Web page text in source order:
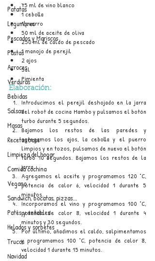
Patatas
Legumbres
Pescados y Mariscos
Pastas
Arroces
Verduras
Bebidas
Salsas
Masas
Recetas base
Limpieza del hogar
Comida cochina
Vegano
Sandwich, bocatas, pizzas...
Patés y untables
Helados y sorbetes
Trucos
Navidad
75 ml de vino blanco
1 cebolla
1 puerro
50 ml de aceite de oliva
250 ml de caldo de pescado
1 manojo de perejil
2 ajos
Sal
Pimienta
Elaboración:
Introducimos el perejil deshojado en la jarra
del robot de cocina Mambo y pulsamos el botón
turbo durante 5 segundos.
Bajamos los restos de las paredes y
agregamos los ajos, la cebolla y el puerro
limpios y en tozos, pulsamos de nuevo el botón
turbo 10 segundos. Bajamos los restos de la
jarra.
Agregamos el aceite y programamos 120 °C,
potencia de calor 6, velocidad 1 durante 5
minutos.
Incorporamos el vino y programamos 100 °C,
potencia de calor 8, velocidad 1 durante 4
minutos y 30 segundos.
Por último, añadimos el caldo, salpimentamos
y programamos 100 °C, potencia de calor 8,
velocidad 1 durante 15 minutos.